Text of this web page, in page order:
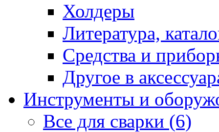
Холдеры
Литература,
Средства и
Другое в
Инструменты и
Все для сварки (6)